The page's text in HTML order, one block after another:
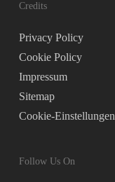
Credits
Privacy Policy
Cookie Policy
Impressum
Sitemap
Cookie-Einstellungen
Follow Us On